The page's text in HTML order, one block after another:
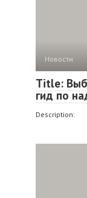
Новости
Title:
гид по
Description: